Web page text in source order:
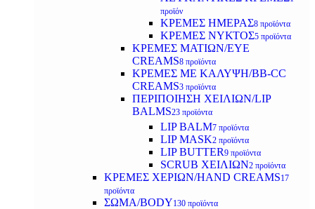
προϊόν
ΚΡΕΜΕΣ ΗΜΕΡΑΣ8 προϊόντα
ΚΡΕΜΕΣ ΝΥΚΤΟΣ5 προϊόντα
ΚΡΕΜΕΣ ΜΑΤΙΩΝ/EYE
CREAMS8 προϊόντα
ΚΡΕΜΕΣ ΜΕ ΚΑΛΥΨΗ/BB-CC
CREAMS3 προϊόντα
ΠΕΡΙΠΟΙΗΣΗ ΧΕΙΛΙΩΝ/LIP
BALMS23 προϊόντα
LIP BALM7 προϊόντα
LIP MASK2 προϊόντα
LIP BUTTER9 προϊόντα
SCRUB ΧΕΙΛΙΩΝ2 προϊόντα
ΚΡΕΜΕΣ ΧΕΡΙΩΝ/HAND CREAMS17
προϊόντα
ΣΩΜΑ/BODY130 προϊόντα